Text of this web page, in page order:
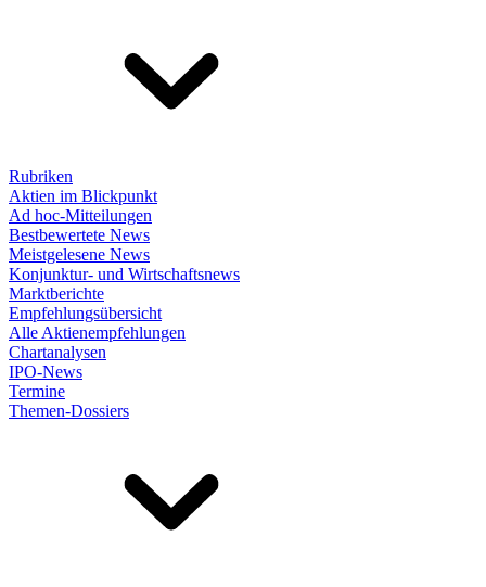
Rubriken
Aktien im Blickpunkt
Ad hoc-Mitteilungen
Bestbewertete News
Meistgelesene News
Konjunktur- und Wirtschaftsnews
Marktberichte
Empfehlungsübersicht
Alle Aktienempfehlungen
Chartanalysen
IPO-News
Termine
Themen-Dossiers